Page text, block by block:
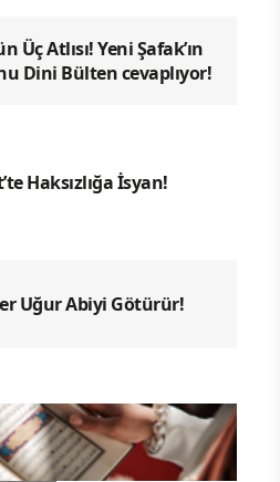
Üç Atlısı! Yeni Şafak’ın
Dini Bülten cevaplıyor!
Haksızlığa İsyan!
Uğur Abiyi Götürür!